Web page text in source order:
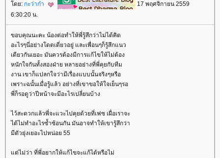
ดย: กะว่าก๋า
17 พฤศจิกายน 2559
6:30:20 น.
ขอบคุณนะคะ น้องต่อทำให้พี่รู้สึกว่าไม่ได้คิด
อะไรๆนี่อย่างโดดเดี่ยวอยู่ และเพื่อนๆก็รู้สึกแนว
เดียวกันเยอะ มันควรต้องมีการแก้ไขให้ไม่ต้อง
หนักใจกันทั้งสองฝ่าย หลายอย่างที่พี่คุยกับทีม
งาน เขาก็แปลกใจว่ามีเรื่องแบบนั้นจริงๆหรือ
เพราะฉนั้นเมื่อรู้แล้ว อย่างที่เขาขอให้ใจเย็นๆรอ
พี่ก็รอดูว่าปีหน้าจะมีอะไรเปลี่ยนบ้าง
ไว้สะดวกแล้วพี่จะแวะไปคุยด้วยที่เฟซ เผื่อเราจะ
ได้ไม่ทำอะไรซ้ำซ้อนกัน มันอาจทำให้เขารู้สึกว่า
มีตัวยุ่งเยอะไปหน่อย 55
ต่ไม่ว่า ที่พี่อยากให้แก้ไขจะแก้ได้หรือไม่